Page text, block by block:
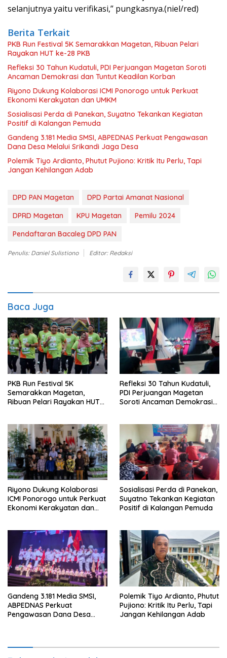
selanjutnya yaitu verifikasi,” pungkasnya.(niel/red)
Berita Terkait
PKB Run Festival 5K Semarakkan Magetan, Ribuan Pelari
Rayakan HUT ke-28 PKB
Refleksi 30 Tahun Kudatuli, PDI Perjuangan Magetan Soroti
Ancaman Demokrasi dan Tuntut Keadilan Korban
Riyono Dukung Kolaborasi ICMI Ponorogo untuk Perkuat
Ekonomi Kerakyatan dan UMKM
Sosialisasi Perda di Panekan, Suyatno Tekankan Kegiatan
Positif di Kalangan Pemuda
Gandeng 3.181 Media SMSI, ABPEDNAS Perkuat Pengawasan
Dana Desa Melalui Srikandi Jaga Desa
Polemik Tiyo Ardianto, Phutut Pujiono: Kritik Itu Perlu, Tapi
Jangan Kehilangan Adab
DPD PAN Magetan
DPD Partai Amanat Nasional
DPRD Magetan
KPU Magetan
Pemilu 2024
Pendaftaran Bacaleg DPD PAN
Penulis: Daniel Sulistiono Editor: Redaksi
Baca Juga
PKB Run Festival 5K
Semarakkan Magetan,
Ribuan Pelari Rayakan HUT
Refleksi 30 Tahun Kudatuli,
PDI Perjuangan Magetan
Soroti Ancaman Demokrasi
Riyono Dukung Kolaborasi
ICMI Ponorogo untuk Perkuat
Ekonomi Kerakyatan dan
Sosialisasi Perda di Panekan,
Suyatno Tekankan Kegiatan
Positif di Kalangan Pemuda
Gandeng 3.181 Media SMSI,
ABPEDNAS Perkuat
Pengawasan Dana Desa
Polemik Tiyo Ardianto, Phutut
Pujiono: Kritik Itu Perlu, Tapi
Jangan Kehilangan Adab